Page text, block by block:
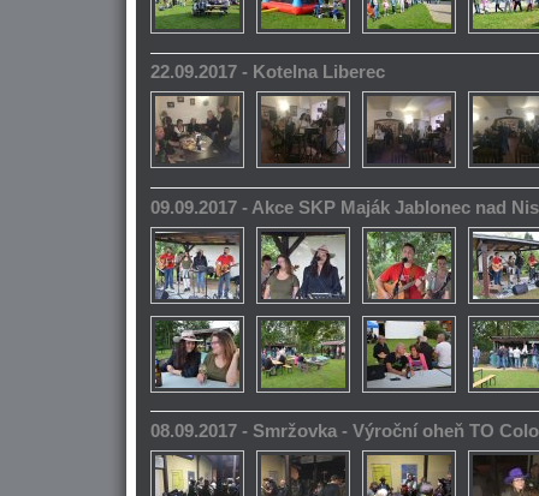
22.09.2017 - Kotelna Liberec
09.09.2017 - Akce SKP Maják Jablonec nad
08.09.2017 - Smržovka - Výroční oheň TO